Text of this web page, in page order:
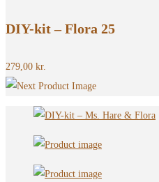
DIY-kit – Flora 25
279,00 kr.